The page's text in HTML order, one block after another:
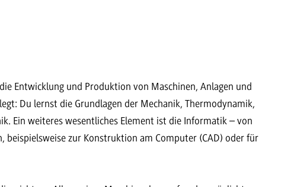
Entwicklung und Produktion von Maschinen, Anlagen und
Du lernst die Grundlagen der Mechanik, Thermodynamik,
Ein weiteres wesentliches Element ist die Informatik – von
zur Konstruktion am Computer (CAD) oder für